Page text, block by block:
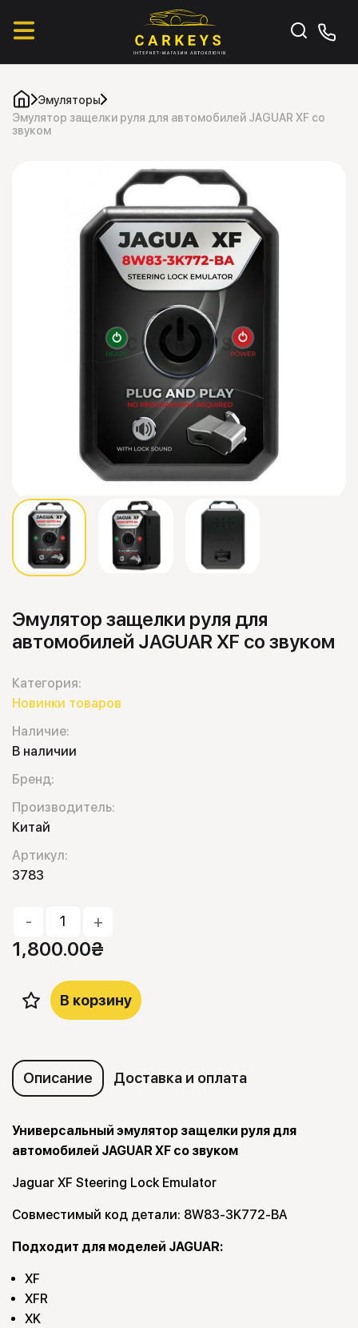
Эмуляторы
Эмулятор защелки руля для автомобилей JAGUAR XF со
звуком
Эмулятор защелки руля для
автомобилей JAGUAR XF со звуком
Категория:
Новинки товаров
Наличие:
В наличии
Бренд:
Производитель:
Китай
Артикул:
3783
- +
1,800.00₴
В корзину
Описание Доставка и оплата
Универсальный эмулятор защелки руля для
автомобилей JAGUAR XF со звуком
Jaguar XF Steering Lock Emulator
Совместимый код детали: 8W83-3K772-BA
Подходит для моделей JAGUAR:
XF
XFR
XK